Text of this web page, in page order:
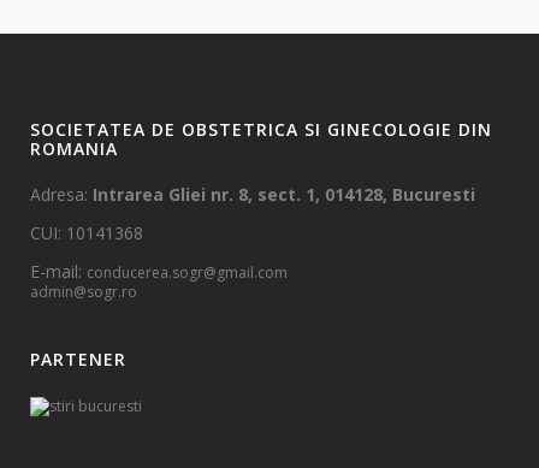
SOCIETATEA DE OBSTETRICA SI GINECOLOGIE DIN
ROMANIA
Adresa: Intrarea Gliei nr. 8, sect. 1, 014128, Bucuresti
CUI: 10141368
E-mail: conducerea.sogr@gmail.com
admin@sogr.ro
PARTENER